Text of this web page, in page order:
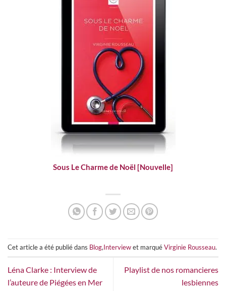
Sous Le Charme de Noël [Nouvelle]
Cet article a été publié dans Blog,Interviewet marquéVirginie Rousseau.
Léna Clarke : Interview de
l’auteure de Piégées en Mer
Playlist de nos romancieres
lesbiennes